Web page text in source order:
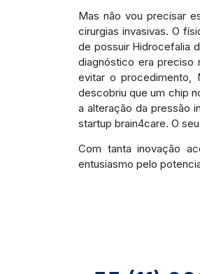
Mas não vou precisar
cirurgias invasivas. O
de possuir Hidrocefalia
diagnóstico era preciso
evitar o procedimento,
descobriu que um chip
a alteração da pressão
startup brain4care. O
Com tanta inovação
entusiasmo pelo